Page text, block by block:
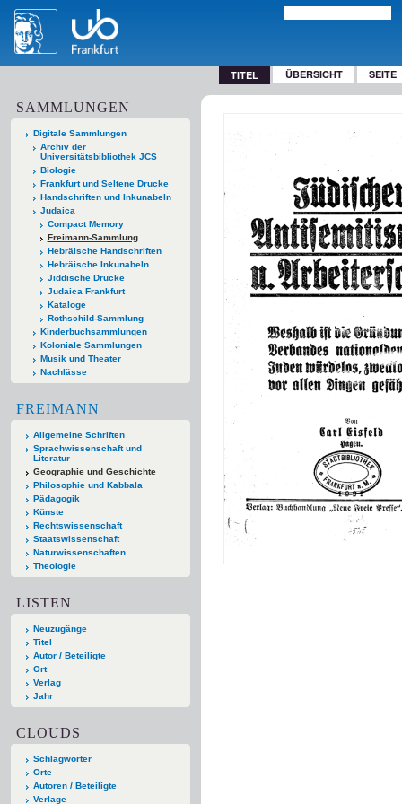
TITEL ÜBERSICHT SEITE
SAMMLUNGEN
Digitale Sammlungen
Archiv der
Universitätsbibliothek JCS
Biologie
Frankfurt und Seltene Drucke
Handschriften und Inkunabeln
Judaica
Compact Memory
Freimann-Sammlung
Hebräische Handschriften
Hebräische Inkunabeln
Jiddische Drucke
Judaica Frankfurt
Kataloge
Rothschild-Sammlung
Kinderbuchsammlungen
Koloniale Sammlungen
Musik und Theater
Nachlässe
FREIMANN
Allgemeine Schriften
Sprachwissenschaft und
Literatur
Geographie und Geschichte
Philosophie und Kabbala
Pädagogik
Künste
Rechtswissenschaft
Staatswissenschaft
Naturwissenschaften
Theologie
LISTEN
Neuzugänge
Titel
Autor / Beteiligte
Ort
Verlag
Jahr
CLOUDS
Schlagwörter
Orte
Autoren / Beteiligte
Verlage